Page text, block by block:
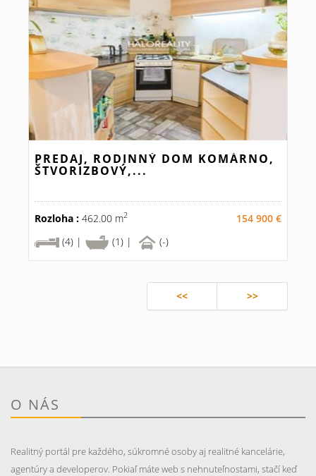
PREDAJ, RODINNÝ DOM KOMÁRNO,
ŠTVORIZBOVÝ,...
Rozloha : 462.00 m2
154 900 €
(4) |
(1) | (-)
<< >>
O NÁS
Realitný portál pre každého, súkromné osoby aj realitné kancelárie,
agentúry a developerov. Pokiaľ máte web s nehnuteľnostami, stačí keď